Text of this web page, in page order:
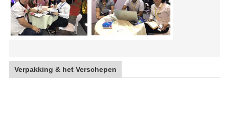
Verpakking & het Verschepen